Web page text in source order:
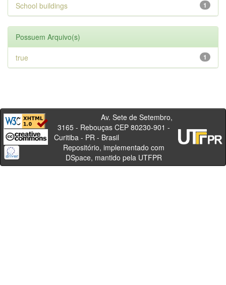
1
School buildings
Possuem Arquivo(s)
1
true
Av. Sete de Setembro,
3165 - Rebouças CEP 80230-901 -
Curitiba - PR - Brasil
Repositório, implementado com
DSpace, mantido pela UTFPR